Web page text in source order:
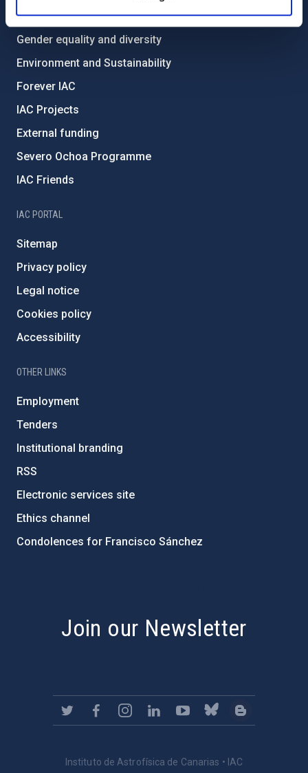
Code of ethics and anti-fraud policy
Gender equality and diversity
Environment and Sustainability
Forever IAC
IAC Projects
External funding
Severo Ochoa Programme
IAC Friends
IAC PORTAL
Sitemap
Privacy policy
Legal notice
Cookies policy
Accessibility
OTHER LINKS
Employment
Tenders
Institutional branding
RSS
Electronic services site
Ethics channel
Condolences for Francisco Sánchez
Join our Newsletter
Instituto de Astrofísica de Canarias • IAC